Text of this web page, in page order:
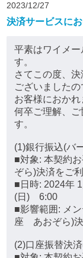
2023/12/27
決済サービスに
平素はワイメ
す。
さてこの度、
ございました
お客様におかれ
何卒ご理解、
す。
(1)銀行振込(バ
■対象: 本契約
ぞら)決済をご
■日時: 2024年
(日) 6:00
■影響範囲: メ
座 あおぞら)決
(2)口座振替決